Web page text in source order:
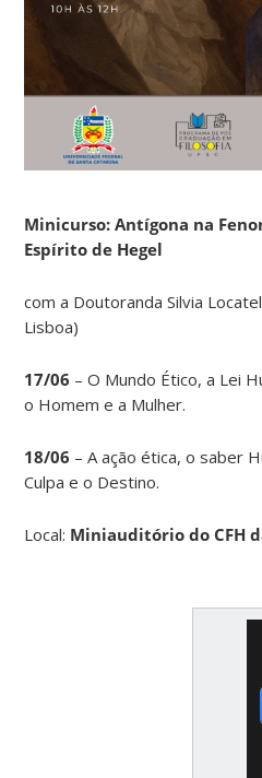
Minicurso: Antígona na
Espírito de Hegel
com a Doutoranda Silvia
Lisboa)
17/06 – O Mundo Ético, a Lei
o Homem e a Mulher.
18/06 – A ação ética, o saber
Culpa e o Destino.
Local: Miniauditório do CFH